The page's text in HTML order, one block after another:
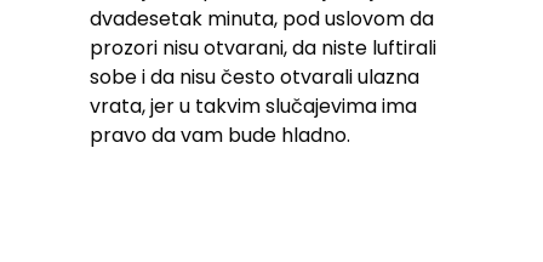
dvadesetak minuta, pod uslovom da
prozori nisu otvarani, da niste luftirali
sobe i da nisu često otvarali ulazna
vrata, jer u takvim slučajevima ima
pravo da vam bude hladno.